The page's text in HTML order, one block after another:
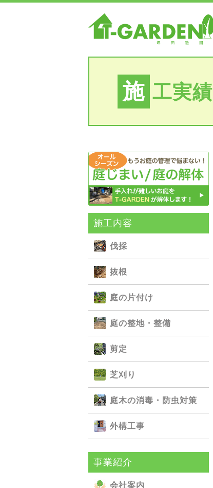
施 工実績
施⼯内容
伐採
抜根
庭の⽚付け
庭の整地・整備
剪定
芝刈り
庭⽊の消毒・防⾍対策
外構⼯事
事業紹介
会社案内